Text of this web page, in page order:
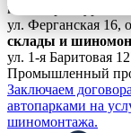
г. Екатеринбург
ул. Ферганская 16,
склады и
ул. 1-я Баритовая
Промышленный
Заключаем
автопарками на
шиномонтажа.